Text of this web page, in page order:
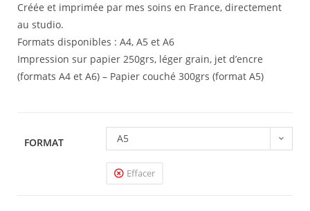
Créée et imprimée par mes soins en France, directement
au studio.
Formats disponibles : A4, A5 et A6
Impression sur papier 250grs, léger grain, jet d’encre
(formats A4 et A6) – Papier couché 300grs (format A5)
FORMAT A5
Effacer